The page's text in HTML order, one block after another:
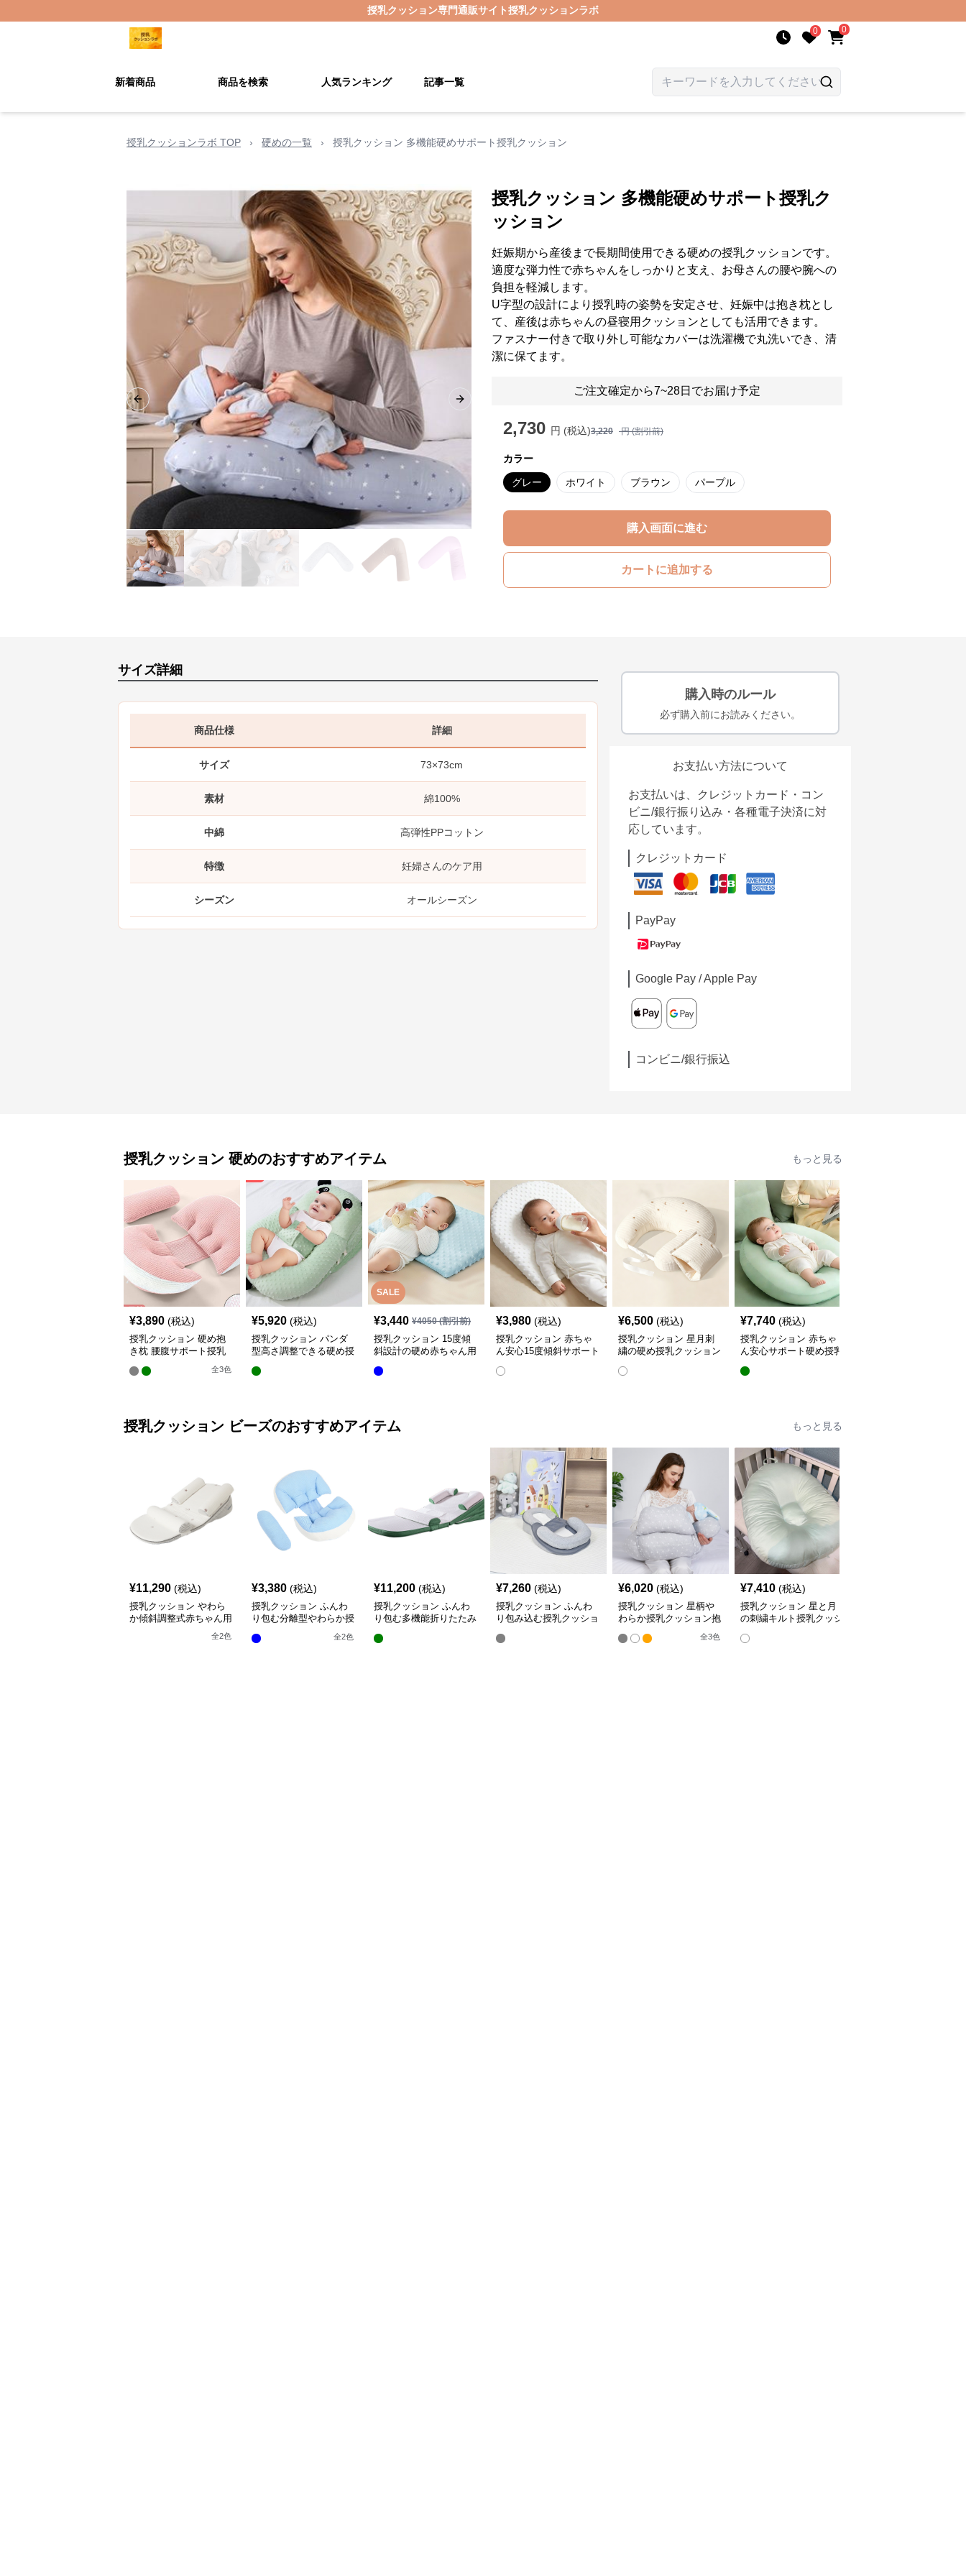
授乳クッション専門通販サイト授乳クッションラボ
0 0
新着商品 商品を検索 人気ランキング 記事一覧
授乳クッションラボ TOP › 硬めの一覧 › 授乳クッション 多機能硬めサポート授乳クッション
Previous slide Next slide
授乳クッション 多機能硬めサポート授乳ク
ッション
妊娠期から産後まで長期間使用できる硬めの授乳クッションです。
適度な弾力性で赤ちゃんをしっかりと支え、お母さんの腰や腕への
負担を軽減します。
U字型の設計により授乳時の姿勢を安定させ、妊娠中は抱き枕とし
て、産後は赤ちゃんの昼寝用クッションとしても活用できます。
ファスナー付きで取り外し可能なカバーは洗濯機で丸洗いでき、清
潔に保てます。
ご注文確定から7~28日でお届け予定
2,730 円 (税込)3,220 円 (割引前)
カラー
グレー ホワイト ブラウン パープル
購入画面に進む
カートに追加する
サイズ詳細
商品仕様 詳細
サイズ 73×73cm
素材 綿100%
中綿 高弾性PPコットン
特徴 妊婦さんのケア用
シーズン オールシーズン
購入時のルール
必ず購入前にお読みください。
お支払い方法について
お支払いは、クレジットカード・コン
ビニ/銀行振り込み・各種電子決済に対
応しています。
クレジットカード
PayPay
Google Pay / Apple Pay
コンビニ/銀行振込
授乳クッション 硬めのおすすめアイテム もっと見る
¥3,890 (税込)
授乳クッション 硬め抱
き枕 腰腹サポート授乳
全3色
¥5,920 (税込)
授乳クッション パンダ
型高さ調整できる硬め授
SALE
¥3,440 ¥4050(割引前)
授乳クッション 15度傾
斜設計の硬め赤ちゃん用
¥3,980 (税込)
授乳クッション 赤ちゃ
ん安心15度傾斜サポート
¥6,500 (税込)
授乳クッション 星月刺
繍の硬め授乳クッション
¥7,740 (税込)
授乳クッション 赤ちゃ
ん安心サポート硬め授乳
授乳クッション ビーズのおすすめアイテム もっと見る
¥11,290 (税込)
授乳クッション やわら
か傾斜調整式赤ちゃん用
全2色
¥3,380 (税込)
授乳クッション ふんわ
り包む分離型やわらか授
全2色
¥11,200 (税込)
授乳クッション ふんわ
り包む多機能折りたたみ
¥7,260 (税込)
授乳クッション ふんわ
り包み込む授乳クッショ
¥6,020 (税込)
授乳クッション 星柄や
わらか授乳クッション抱
き枕兼用多機能タイプ
全3色
¥7,410 (税込)
授乳クッション 星と月
の刺繍キルト授乳クッシ